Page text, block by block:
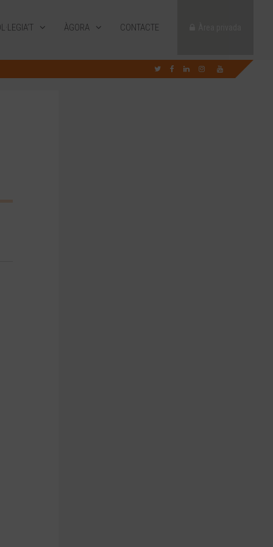
ÀGORA CONTACTE